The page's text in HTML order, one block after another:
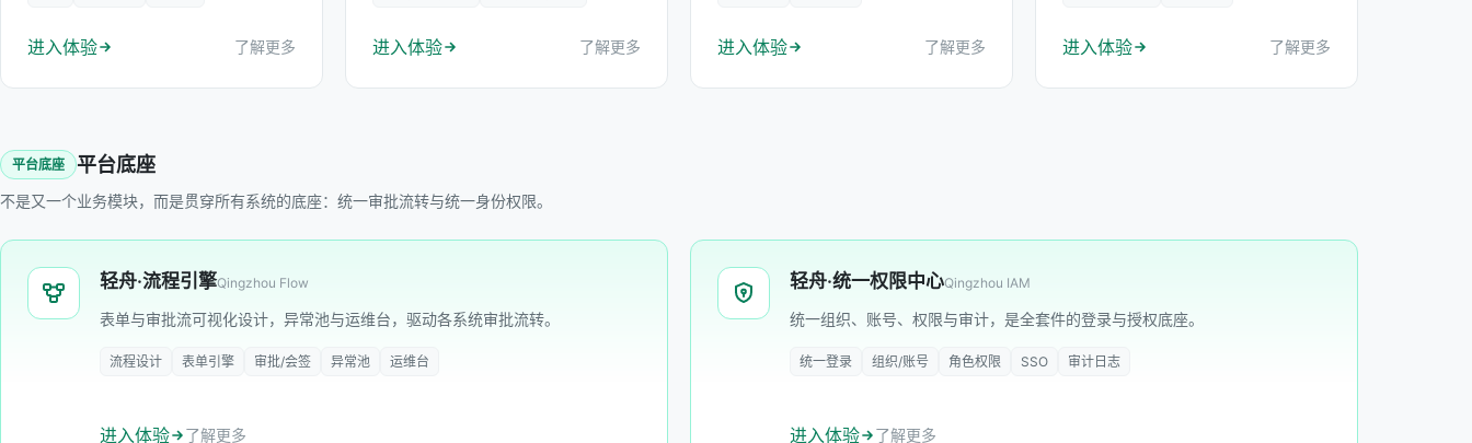
进入体验 了解更多 进入体验 了解更多 进入体验 了解更多 进入体验 了解更多
平台底座 平台底座
不是又一个业务模块，而是贯穿所有系统的底座：统一审批流转与统一身份权限。
轻舟·流程引擎Qingzhou Flow
表单与审批流可视化设计，异常池与运维台，驱动各系统审批流转。
流程设计 表单引擎 审批/会签 异常池 运维台
进入体验 了解更多
轻舟·统一权限中心Qingzhou IAM
统一组织、账号、权限与审计，是全套件的登录与授权底座。
统一登录 组织/账号 角色权限 SSO 审计日志
进入体验 了解更多